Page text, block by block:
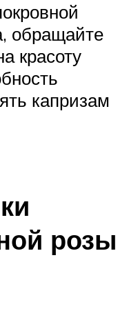
обращайте
красоту
капризам
розы